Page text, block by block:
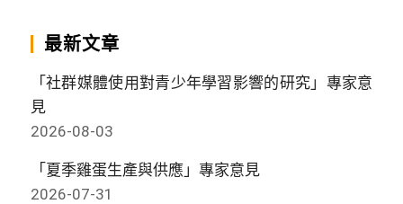
最新文章
「社群媒體使用對青少年學習影響的研究」專家意
見
2026-08-03
「夏季雞蛋生產與供應」專家意見
2026-07-31